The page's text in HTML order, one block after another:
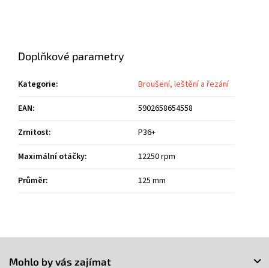
Doplňkové parametry
Kategorie:
Broušení, leštění a řezání
EAN:
5902658654558
Zrnitost:
P36+
Maximální otáčky:
12250 rpm
Průměr: 125 mm
Mohlo by vás zajímat